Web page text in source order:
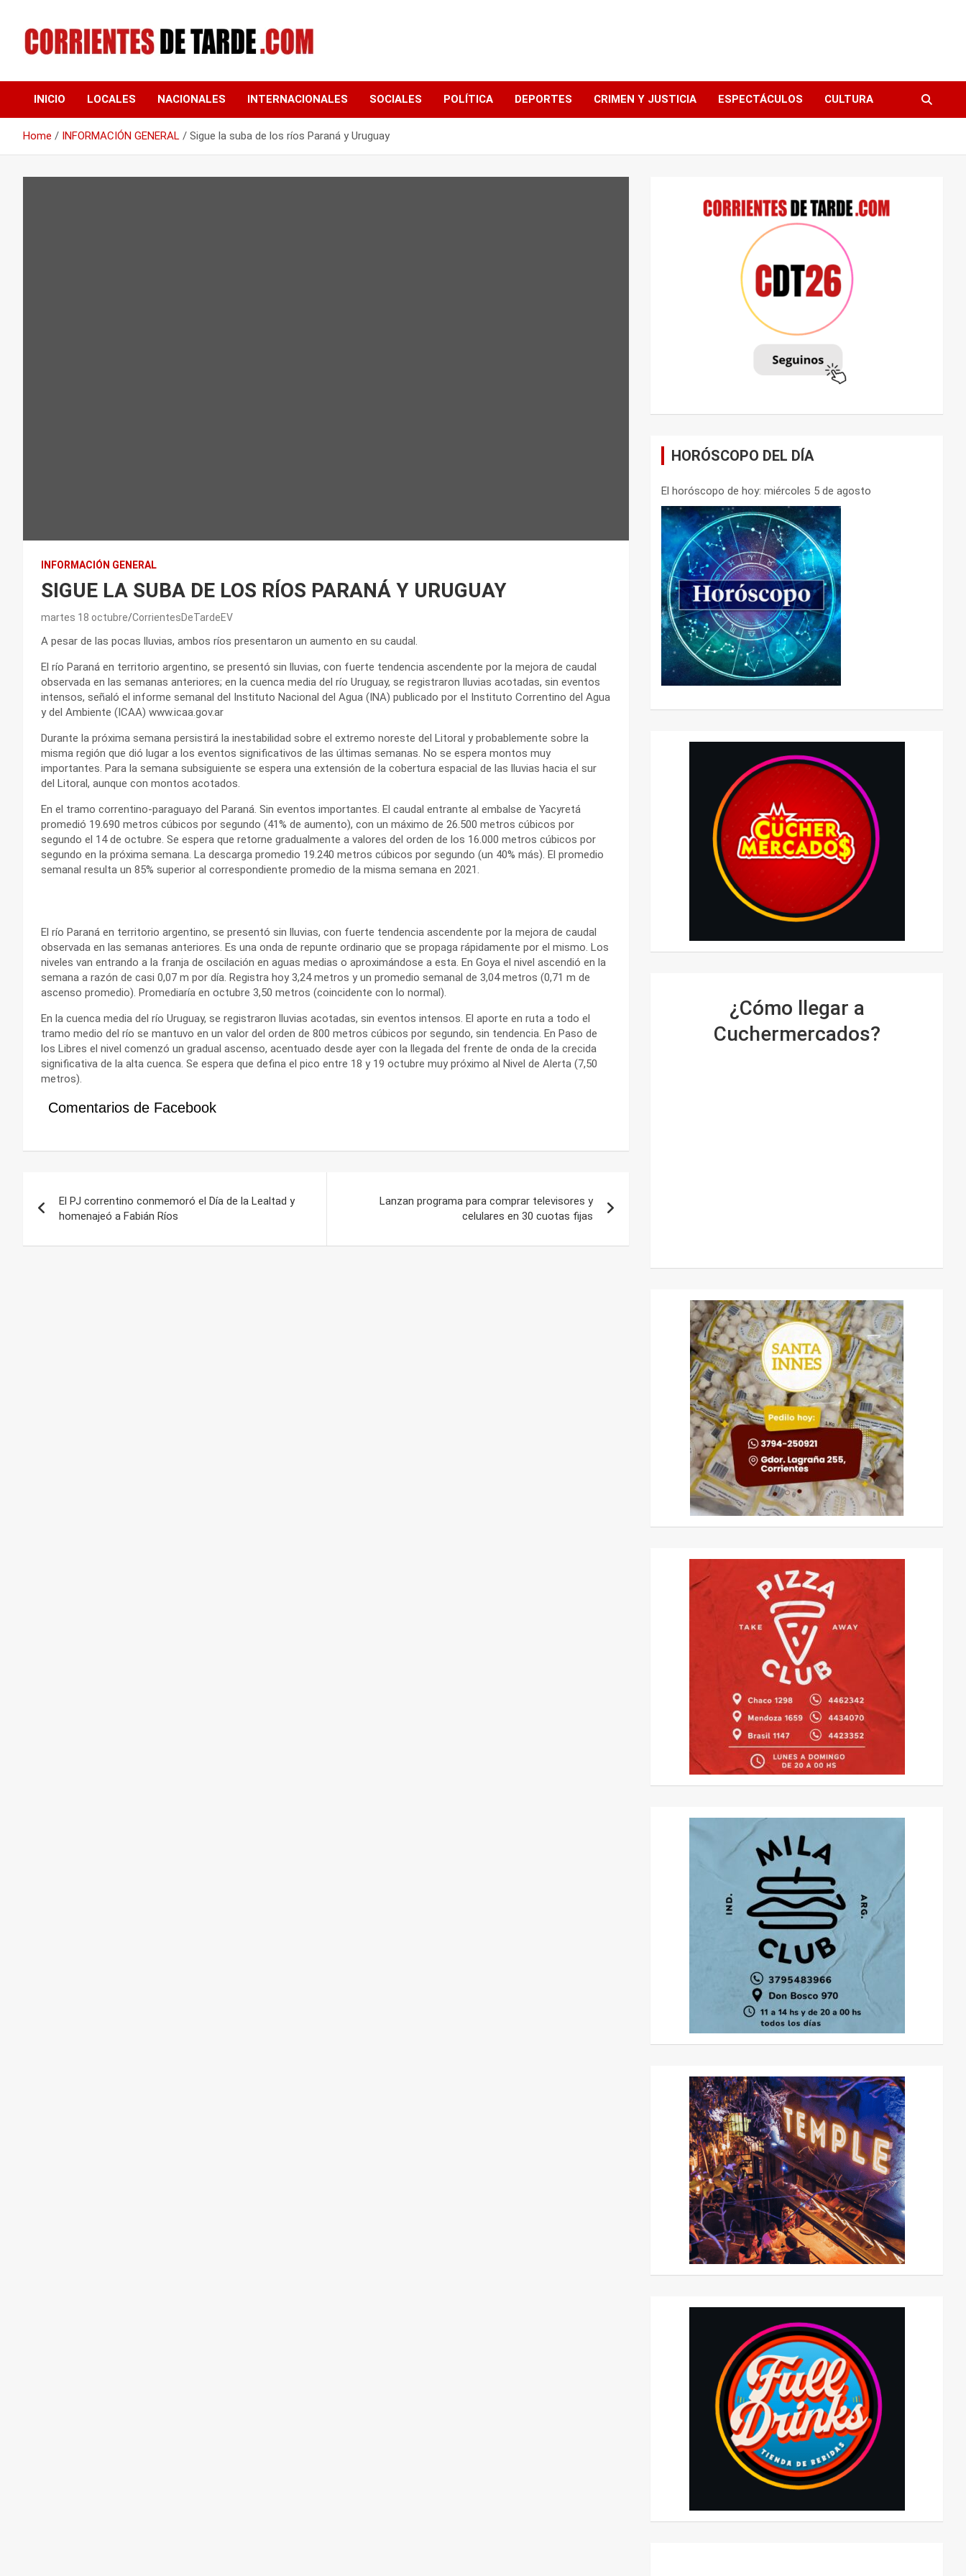
content
CORRIENTES DE
TARDE
INICIO LOCALES NACIONALES INTERNACIONALES SOCIALES POLÍTICA DEPORTES CRIMEN Y JUSTICIA ESPECTÁCULOS CULTURA
Home INFORMACIÓN GENERAL Sigue la suba de los ríos Paraná y Uruguay
INFORMACIÓN GENERAL
SIGUE LA SUBA DE LOS RÍOS PARANÁ Y URUGUAY
martes 18 octubre CorrientesDeTardeEV
A pesar de las pocas lluvias, ambos ríos presentaron un aumento en su caudal.
El río Paraná en territorio argentino, se presentó sin lluvias, con fuerte tendencia ascendente por la mejora de caudal
observada en las semanas anteriores; en la cuenca media del río Uruguay, se registraron lluvias acotadas, sin eventos
intensos, señaló el informe semanal del Instituto Nacional del Agua (INA) publicado por el Instituto Correntino del Agua
y del Ambiente (ICAA) www.icaa.gov.ar
Durante la próxima semana persistirá la inestabilidad sobre el extremo noreste del Litoral y probablemente sobre la
misma región que dió lugar a los eventos significativos de las últimas semanas. No se espera montos muy
importantes. Para la semana subsiguiente se espera una extensión de la cobertura espacial de las lluvias hacia el sur
del Litoral, aunque con montos acotados.
En el tramo correntino-paraguayo del Paraná. Sin eventos importantes. El caudal entrante al embalse de Yacyretá
promedió 19.690 metros cúbicos por segundo (41% de aumento), con un máximo de 26.500 metros cúbicos por
segundo el 14 de octubre. Se espera que retorne gradualmente a valores del orden de los 16.000 metros cúbicos por
segundo en la próxima semana. La descarga promedio 19.240 metros cúbicos por segundo (un 40% más). El promedio
semanal resulta un 85% superior al correspondiente promedio de la misma semana en 2021.
El río Paraná en territorio argentino, se presentó sin lluvias, con fuerte tendencia ascendente por la mejora de caudal
observada en las semanas anteriores. Es una onda de repunte ordinario que se propaga rápidamente por el mismo. Los
niveles van entrando a la franja de oscilación en aguas medias o aproximándose a esta. En Goya el nivel ascendió en la
semana a razón de casi 0,07 m por día. Registra hoy 3,24 metros y un promedio semanal de 3,04 metros (0,71 m de
ascenso promedio). Promediaría en octubre 3,50 metros (coincidente con lo normal).
En la cuenca media del río Uruguay, se registraron lluvias acotadas, sin eventos intensos. El aporte en ruta a todo el
tramo medio del río se mantuvo en un valor del orden de 800 metros cúbicos por segundo, sin tendencia. En Paso de
los Libres el nivel comenzó un gradual ascenso, acentuado desde ayer con la llegada del frente de onda de la crecida
significativa de la alta cuenca. Se espera que defina el pico entre 18 y 19 octubre muy próximo al Nivel de Alerta (7,50
metros).
Comentarios de Facebook
de
entradas
El PJ correntino conmemoró el Día de la Lealtad y
homenajeó a Fabián Ríos
Lanzan programa para comprar televisores y
celulares en 30 cuotas fijas
HORÓSCOPO DEL DÍA
El horóscopo de hoy: miércoles 5 de agosto
¿Cómo llegar a
Cuchermercados?